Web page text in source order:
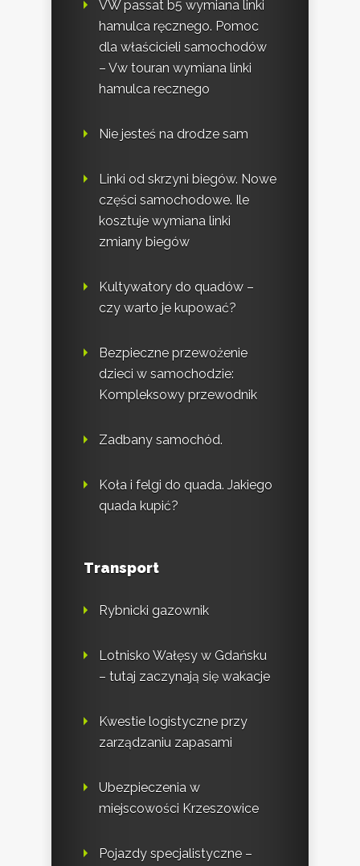
VW passat b5 wymiana linki
hamulca ręcznego. Pomoc
dla właścicieli samochodów
– Vw touran wymiana linki
hamulca recznego
Nie jesteś na drodze sam
Linki od skrzyni biegów. Nowe
części samochodowe. Ile
kosztuje wymiana linki
zmiany biegów
Kultywatory do quadów –
czy warto je kupować?
Bezpieczne przewożenie
dzieci w samochodzie:
Kompleksowy przewodnik
Zadbany samochód.
Koła i felgi do quada. Jakiego
quada kupić?
Transport
Rybnicki gazownik
Lotnisko Wałęsy w Gdańsku
– tutaj zaczynają się wakacje
Kwestie logistyczne przy
zarządzaniu zapasami
Ubezpieczenia w
miejscowości Krzeszowice
Pojazdy specjalistyczne –